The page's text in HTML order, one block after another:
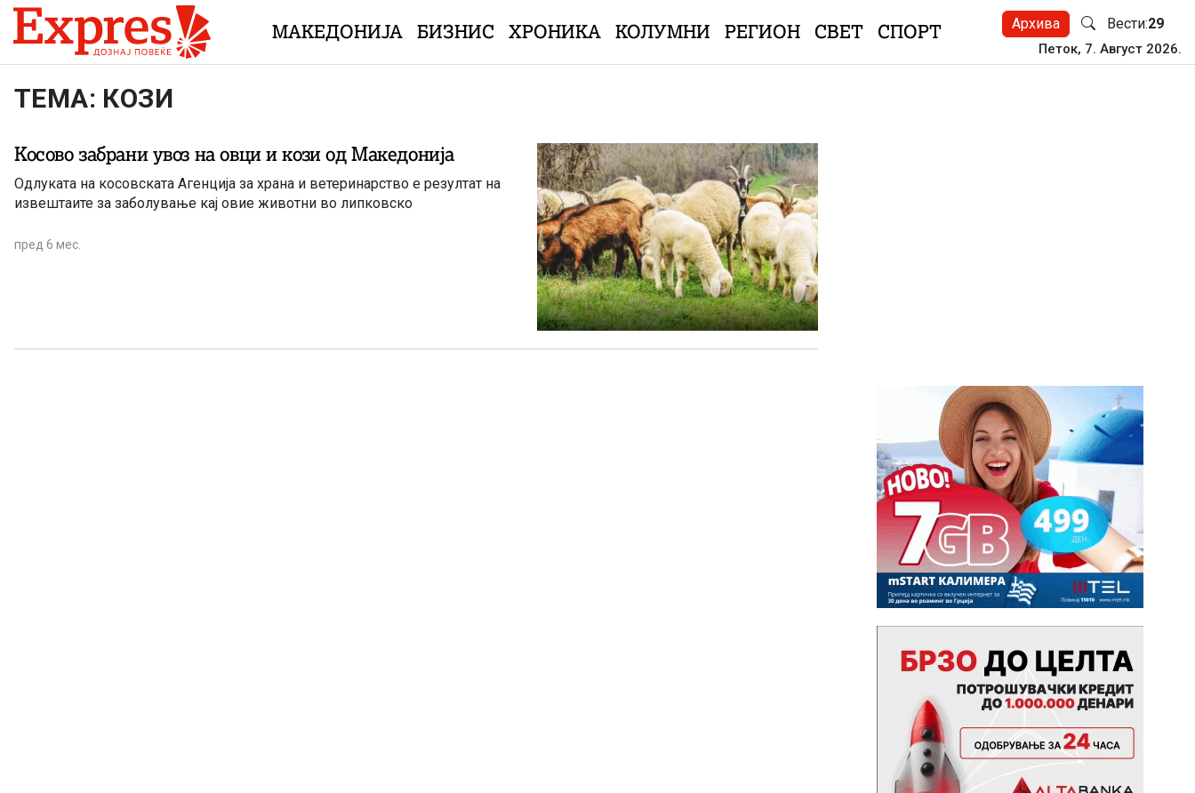
Skip to content
МАКЕДОНИЈА БИЗНИС ХРОНИКА КОЛУМНИ РЕГИОН СВЕТ СПОРТ Архива Вести:29
Петок, 7. Август 2026.
ТЕМА: КОЗИ
Косово забрани увоз на овци и кози од Македонија
Одлуката на косовската Агенција за храна и ветеринарство е резултат на
извештаите за заболување кај овие животни во липковско
пред 6 мес.